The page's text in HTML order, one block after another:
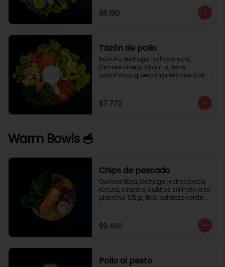
$8.190
Tazón de pollo
Rúcula, lechuga hidropónica,
tomate cherry, cilantro, apio,
zanahoria, queso mantecoso, pollo
$7.770
Warm Bowls 🥣
Chips de pescado
Quínoa tibia, lechuga hidropónica,
rúcula, cilantro, cubitos salmón a la
plancha 125gr, tika, aderezo verde,
$9.450
Pollo al pesto